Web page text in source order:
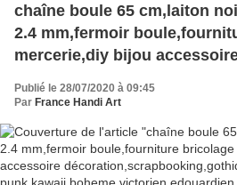
chaîne boule 65 cm,laiton
2.4 mm,fermoir
mercerie,diy bijou
retro,baroque punk
Publié le 28/07/2020 à 09:45
Par France Handi Art